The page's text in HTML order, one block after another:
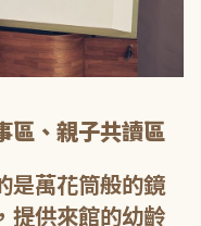
區、親子共讀區
是萬花筒般的鏡
提供來館的幼齡